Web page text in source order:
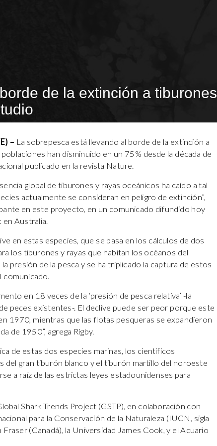
de la extinción a tiburones
– La sobrepesca está llevando al borde de la extinción a
han disminuido en un 75% desde la década de
publicado en la revista Nature.
global de tiburones y rayas oceánicos ha caído a tal
actualmente se consideran en peligro de extinción”,
en este proyecto, en un comunicado difundido hoy
en Australia.
en estas especies, que se basa en los cálculos de dos
los tiburones y rayas que habitan los océanos del
presión de la pesca y se ha triplicado la captura de estos
comunicado.
en 18 veces de la ‘presión de pesca relativa’ -la
peces existentes-. El declive puede ser peor porque este
1970, mientras que las flotas pesqueras se expandieron
de 1950”, agrega Rigby.
de estas dos especies marinas, los científicos
del gran tiburón blanco y el tiburón martillo del noroeste
a raíz de las estrictas leyes estadounidenses para
Shark Trends Project (GSTP), en colaboración con
para la Conservación de la Naturaleza (IUCN, sigla
Fraser (Canadá), la Universidad James Cook, y el Acuario